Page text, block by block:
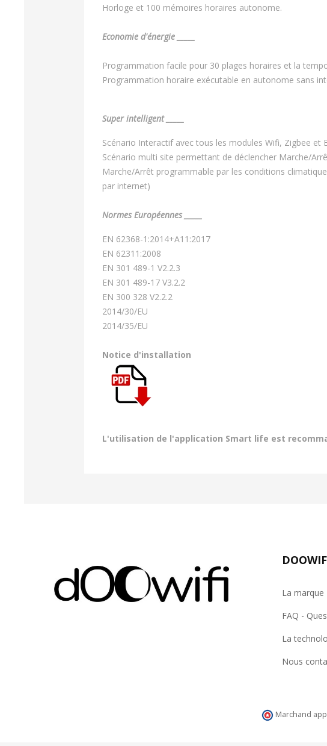
Horloge et 100 mémoires horaires autonome.
Economie d'énergie _____
Programmation facile pour 30 plages horaires et la
Programmation horaire exécutable en autonome sans
Super intelligent _____
Scénario Interactif avec tous les modules Wifi, Zigbee et
Scénario multi site permettant de déclencher Marche/
Marche/Arrêt programmable par les conditions
par internet)
Normes Européennes _____
EN 62368-1:2014+A11:2017
EN 62311:2008
EN 301 489-1 V2.2.3
EN 301 489-17 V3.2.2
EN 300 328 V2.2.2
2014/30/EU
2014/35/EU
Notice d'installation
L'utilisation de l'application Smart life est
La marque
FAQ -
La
Nous
Marchand